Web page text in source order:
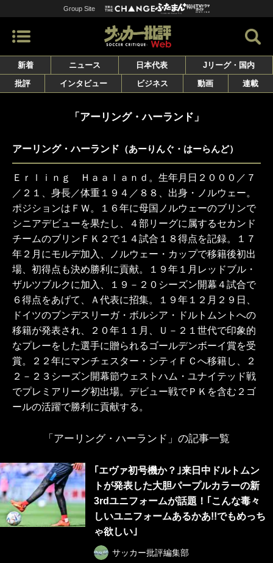
Group Site
新着 ニュース 日本代表
Jリーグ・国内
批評
インタビュー ビジネス 動画 連載
「アーリング・ハーランド」
アーリング・ハーランド （あーりんぐ・はーらんど）
Ｅｒｌｉｎｇ Ｈａａｌａｎｄ。生年月日２０００／７
／２１、身長／体重１９４／８８、出身・ノルウェー。
ポジションはＦＷ。１６年に母国ノルウェーのブリンで
シニアデビューを果たし、４部リーグに属するセカンド
チームのブリンＦＫ２で１４試合１８得点を記録。１７
年２月にモルデ加入、ノルウェー・カップで移籍後初出
場、初得点も決め勝利に貢献。１９年１月レッドブル・
ザルツブルクに加入、１９－２０シーズン開幕４試合で
６得点をあげて、Ａ代表に招集。１９年１２月２９日、
ドイツのブンデスリーガ・ボルシア・ドルトムントへの
移籍が発表され、２０年１１月、Ｕ－２１世代で印象的
なプレーをした選手に贈られるゴールデンボーイ賞を受
賞。２２年にマンチェスター・シティＦＣへ移籍し、２
２－２３シーズン開幕節ウェストハム・ユナイテッド戦
でプレミアリーグ初出場。デビュー戦でＰＫを含む２ゴ
ールの活躍で勝利に貢献する。
「アーリング・ハーランド」の記事一覧
｢エヴァ初号機か？｣来日中ドルトムン
トが発表した大胆パープルカラーの新
3rdユニフォームが話題！｢こんな毒々
しいユニフォームあるかあ!!でもめっち
ゃ欲しい｣
サッカー批評編集部